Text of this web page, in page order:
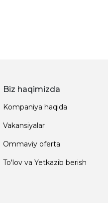
Biz haqimizda
Kompaniya haqida
Vakansiyalar
Ommaviy oferta
To'lov va Yetkazib berish